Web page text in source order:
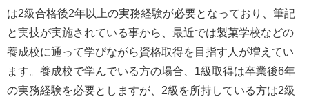
は2級合格後2年以上の実務経験が必要となっており、筆記
と実技が実施されている事から、最近では製菓学校などの
養成校に通って学びながら資格取得を目指す人が増えてい
ます。養成校で学んでいる方の場合、1級取得は卒業後6年
の実務経験を必要としますが、2級を所持している方は2級